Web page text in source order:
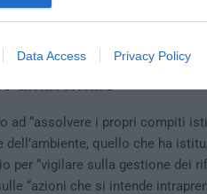
Data Access Privacy Policy
ambientale
ad “assolvere i propri compiti
quello che ha
per “vigilare sulla gestione dei
“azioni che si intende